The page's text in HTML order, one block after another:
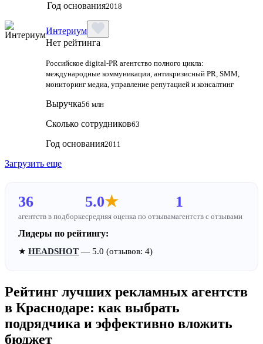
Год основания2018
Интериум
Нет рейтинга
Российское digital-PR агентство полного цикла:
международные коммуникации, антикризисный PR, SMM,
мониторинг медиа, управление репутацией и консалтинг
Выручка56 млн
Сколько сотрудников63
Год основания2011
Загрузить еще
36
агентств в подборке
5.0★
средняя оценка по отзывам
1
агентств с отзывами
Лидеры по рейтингу:
★ HEADSHOT — 5.0 (отзывов: 4)
Рейтинг лучших рекламных агентств
в Краснодаре: как выбрать
подрядчика и эффективно вложить
бюджет